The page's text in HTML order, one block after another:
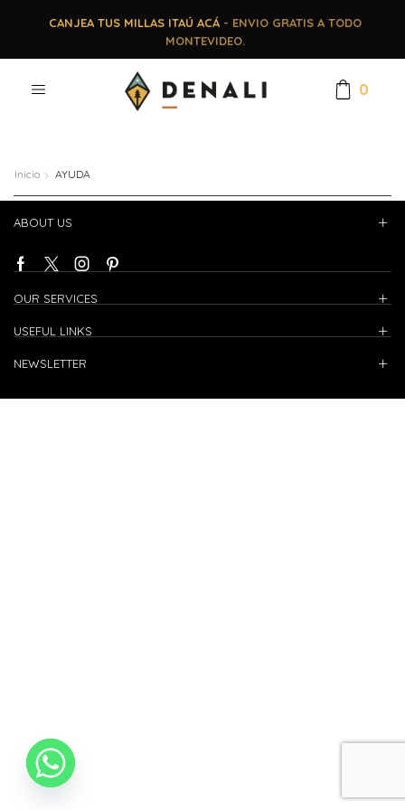
CANJEA TUS MILLAS ITAÚ ACÁ- ENVIO GRATIS A TODO
MONTEVIDEO.
0
Inicio AYUDA
ABOUT US
OUR SERVICES
USEFUL LINKS
NEWSLETTER